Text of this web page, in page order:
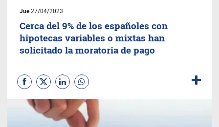
Jue27/04/2023
Cerca del 9% de los españoles con
hipotecas variables o mixtas han
solicitado la moratoria de pago